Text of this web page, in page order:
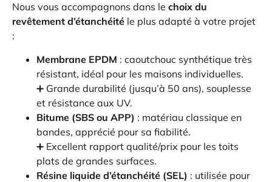
Nous vous accompagnons dans le choix du
revêtement d’étanchéité le plus adapté à votre projet
:
Membrane EPDM : caoutchouc synthétique très
résistant, idéal pour les maisons individuelles.
➕ Grande durabilité (jusqu’à 50 ans), souplesse
et résistance aux UV.
Bitume (SBS ou APP) : matériau classique en
bandes, apprécié pour sa fiabilité.
➕ Excellent rapport qualité/prix pour les toits
plats de grandes surfaces.
Résine liquide d’étanchéité (SEL) : utilisée pour